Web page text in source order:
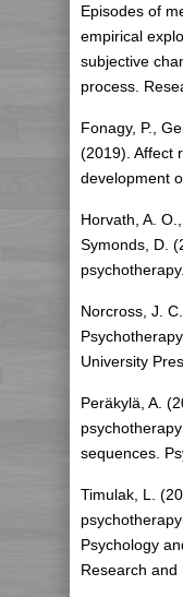
Episodes of
empirical
subjective
process.
Fonagy, P.,
(2019). Affect
development
Horvath, A.
Symonds, D.
Norcross, J.
University
Peräkylä, A.
sequences.
Timulak, L.
Psychology
Research and